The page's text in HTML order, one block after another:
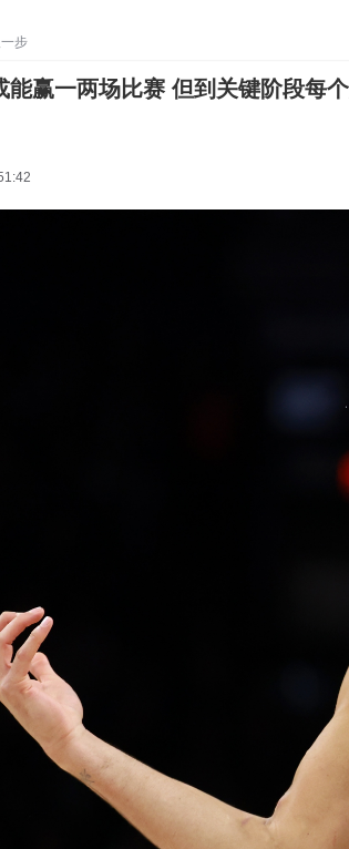
步
能赢一两场比赛 但到关键阶段每